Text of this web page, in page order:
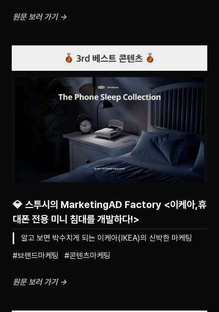
원문 보러 가기 →
💎 스투시의 MarketingAD Factory <이케아,휴
대폰 전용 미니 침대를 개발하다!>
알고 보면 박수치게 되는 이케아(IKEA)의 신박한 마케팅
#브랜드마케팅   #콘텐츠마케팅
원문 보러 가기 →